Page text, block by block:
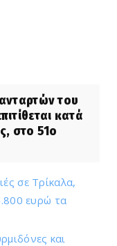
του
κατά
στο 51ο
σε Τρίκαλα,
ευρώ τα
και